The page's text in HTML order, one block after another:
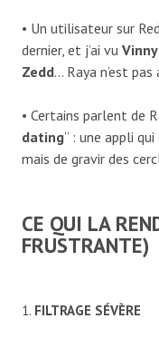
• Un utilisateur sur
dernier, et j’ai vu
Zedd… Raya n’est pas
• Certains parlent de
dating” : une appli
mais de gravir des
CE QUI LA
FRUSTRANTE)
1. FILTRAGE SÉVÈRE